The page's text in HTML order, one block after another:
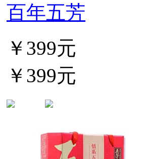
百年五芳
￥399元
￥399元